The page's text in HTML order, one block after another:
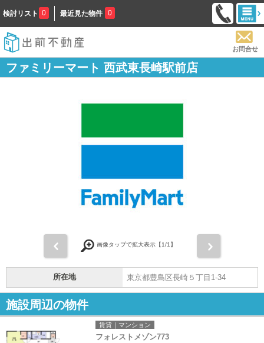
検討リスト 0 最近見た物件 0
お問合せ
ファミリーマート 西武東長崎駅前店
画像タップで拡大表示【1/1】
所在地 東京都豊島区長崎５丁目1-34
施設周辺の物件
賃貸｜マンション
フォレストメゾン773